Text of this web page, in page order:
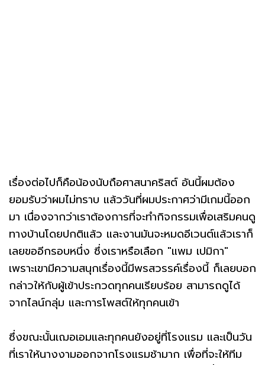
เรื่องต่อไปก็คือน้องนับถือศาสนาคริสต์ อันนี้ผมต้อง
ยอมรับว่าผมไม่ทราบ แล้ววันที่ผมประกาศว่ามีเกมนี้ออก
มา เนื่องจากว่าเราต้องการที่จะทำกิจกรรมเพื่อเสริมคนดู
ทางบ้านโดยปกติแล้ว และงานมันจะหมดอีเวนต์แล้วเราก็
เลยขออีกรอบหนึ่ง ซึ่งเราหรือเลือก "แพม เปมิกา"
เพราะเขามีความสนุกเรื่องนี้มีพรสวรรค์เรื่องนี้ ก็เลยบอก
กล่าวให้กับผู้เข้าประกวดทุกคนเรียบร้อย สามารถดูได้
จากไลน์กลุ่ม และการโพสต์ให้ทุกคนเข้า
ซึ่งขณะนั้นเฌอเอมและทุกคนยังอยู่ที่โรงแรม และเป็นวัน
ที่เราให้นางงามออกจากโรงแรมช้ามาก เพื่อที่จะให้ทีม